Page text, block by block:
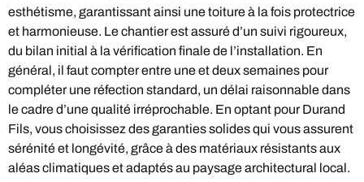
esthétisme, garantissant ainsi une toiture à la fois protectrice
et harmonieuse. Le chantier est assuré d’un suivi rigoureux,
du bilan initial à la vérification finale de l’installation. En
général, il faut compter entre une et deux semaines pour
compléter une réfection standard, un délai raisonnable dans
le cadre d’une qualité irréprochable. En optant pour Durand
Fils, vous choisissez des garanties solides qui vous assurent
sérénité et longévité, grâce à des matériaux résistants aux
aléas climatiques et adaptés au paysage architectural local.